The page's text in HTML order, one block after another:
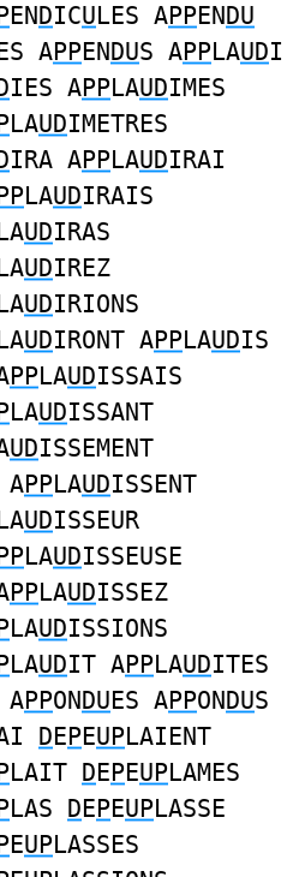
ENDICULES APPENDU
APPENDUS APPLAUDI
IES APPLAUDIMES
LAUDIMETRES
IRA APPLAUDIRAI
LAUDIRAIS
UDIRAS
UDIREZ
UDIRIONS
UDIRONT APPLAUDIS
PPLAUDISSAIS
LAUDISSANT
UDISSEMENT
APPLAUDISSENT
UDISSEUR
LAUDISSEUSE
PPLAUDISSEZ
LAUDISSIONS
LAUDIT APPLAUDITES
APPONDUES APPONDUS
DEPEUPLAIENT
LAIT DEPEUPLAMES
LAS DEPEUPLASSE
EUPLASSES